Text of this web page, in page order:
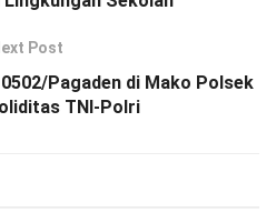
Post
Pagaden di Mako Polsek
TNI-Polri